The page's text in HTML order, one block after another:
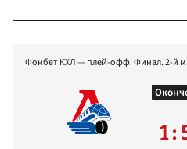
Фонбет КХЛ — плей-офф. Финал. 2-й
1 :